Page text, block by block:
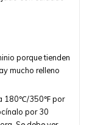
porque tienden
mucho relleno
a 180℃/350℉ por
por 30